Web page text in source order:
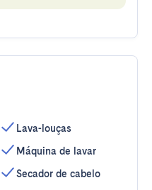
Lava-louças
Máquina de lavar
Secador de cabelo